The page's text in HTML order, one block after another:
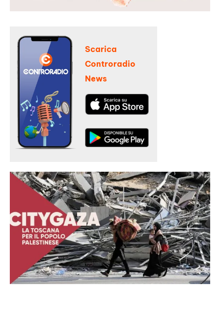
Scarica
Controradio
News